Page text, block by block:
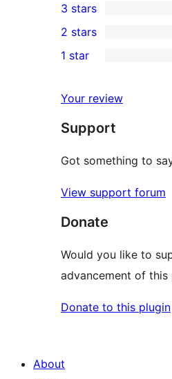
star
review
4-
star
reviews
0
3-
star
3 stars
2-
reviews
2 stars
star
reviews
1 star
Your review
Support
Got something to
View support forum
Donate
Would you like to
advancement of this
Donate to this plugin
About